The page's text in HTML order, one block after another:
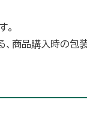
。
、商品購入時の包